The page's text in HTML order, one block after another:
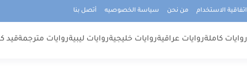
اتفاقية الاستخدام من نحن سياسة الخصوصيه أتصل بنا
روايات كاملةروايات عراقيةروايات خليجيةروايات ليبيةروايات مترجمةقيد